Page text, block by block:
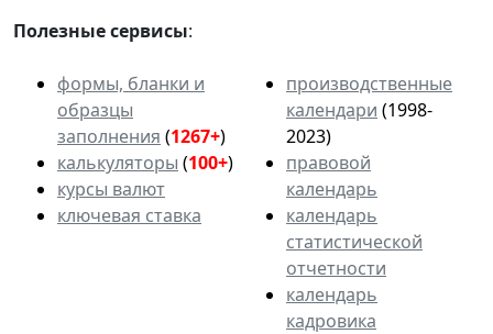
Полезные сервисы:
формы, бланки и
образцы
заполнения (1267+)
калькуляторы (100+)
курсы валют
ключевая ставка
производственные
календари (1998-
2023)
правовой
календарь
календарь
статистической
отчетности
календарь
кадровика